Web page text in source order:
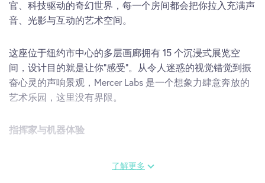
官、科技驱动的奇幻世界，每一个房间都会把你拉入充满声
音、光影与互动的艺术空间。
这座位于纽约市中心的多层画廊拥有 15 个沉浸式展览空
间，设计目的就是让你“感受”。从令人迷惑的视觉错觉到振
奋心灵的声响景观，Mercer Labs 是一个想象力肆意奔放的
艺术乐园，这里没有界限。
指挥家与机器体验
在《指挥家与机器》中，体验过去与未来的碰撞。这场由前
了解更多